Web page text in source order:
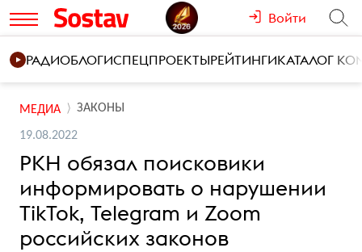
Войти
РАДИОБЛОГИСПЕЦПРОЕКТЫРЕЙТИНГИКАТАЛОГ
МЕДИА ЗАКОНЫ
19.08.2022
РКН обязал поисковики
информировать о нарушении
TikTok, Telegram и Zoom
российских законов